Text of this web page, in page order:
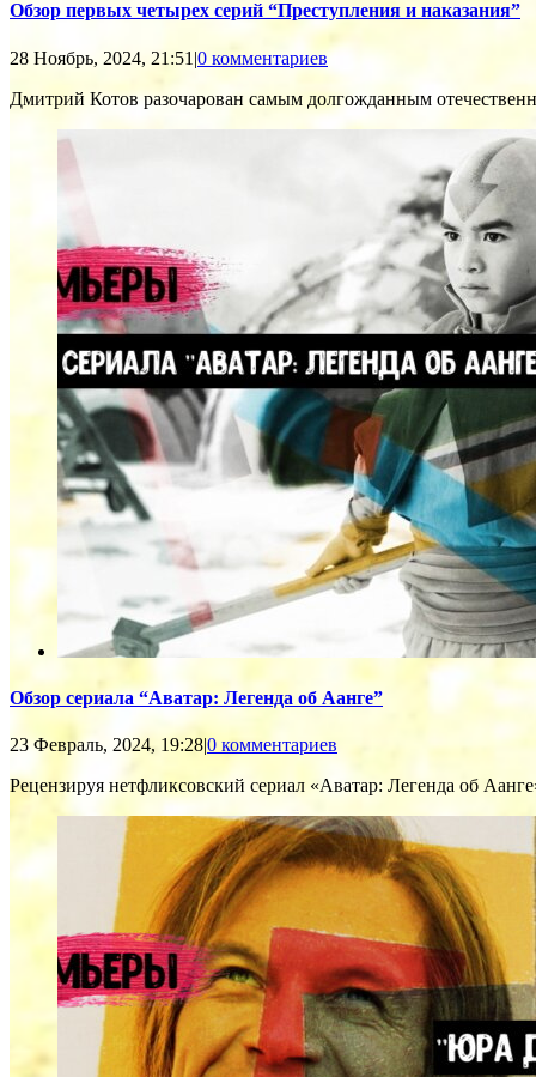
Обзор первых четырех серий “Преступления и наказания”
28 Ноябрь, 2024, 21:51 |0 комментариев
Дмитрий Котов разочарован самым долгожданным
Обзор сериала “Аватар: Легенда об Аанге”
23 Февраль, 2024, 19:28|0 комментариев
Рецензируя нетфликсовский сериал «Аватар: Легенда об